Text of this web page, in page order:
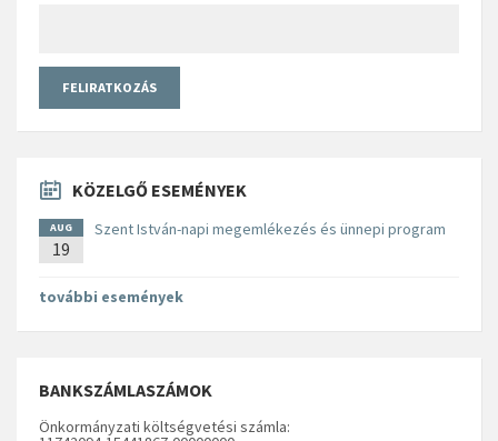
KÖZELGŐ ESEMÉNYEK
AUG
19
Szent István-napi megemlékezés és ünnepi program
további események
BANKSZÁMLASZÁMOK
Önkormányzati költségvetési számla: